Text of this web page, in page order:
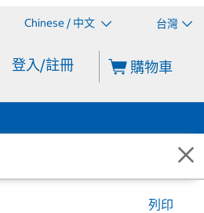
Chinese / 中文 台灣
登入/註冊 購物車
列印